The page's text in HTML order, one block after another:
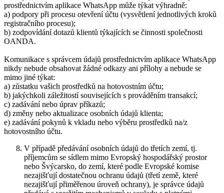
prostřednictvím aplikace WhatsApp může týkat výhradně:
a) podpory při procesu otevření účtu (vysvětlení jednotlivých kroků
registračního procesu);
b) zodpovídání dotazů klientů týkajících se činnosti společnosti
OANDA.
Komunikace s správcem údajů prostřednictvím aplikace WhatsApp
nikdy nebude obsahovat žádné odkazy ani přílohy a nebude se
mimo jiné týkat:
a) zůstatku vašich prostředků na hotovostním účtu;
b) jakýchkoli záležitostí souvisejících s prováděním transakcí;
c) zadávání nebo úprav příkazů;
d) změny nebo aktualizace osobních údajů klienta;
e) zadávání pokynů k vkladu nebo výběru prostředků na/z
hotovostního účtu.
V případě předávání osobních údajů do třetích zemí, tj.
příjemcům se sídlem mimo Evropský hospodářský prostor
nebo Švýcarsko, do zemí, které podle Evropské komise
nezajišťují dostatečnou ochranu údajů (třetí země, které
nezajišťují přiměřenou úroveň ochrany), je správce údajů